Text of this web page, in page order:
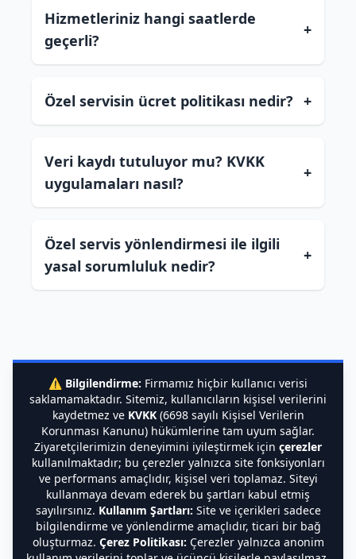
Hizmetleriniz hangi saatlerde
geçerli?
+
Özel servisin ücret politikası nedir? +
Veri kaydı tutuluyor mu? KVKK
uygulamaları nasıl?
+
Özel servis yönlendirmesi ile ilgili
yasal sorumluluk nedir?
+
⚠️ Bilgilendirme: Firmamız hiçbir kullanıcı verisi
saklamamaktadır. Sitemiz, kullanıcıların kişisel verilerini
kaydetmez ve KVKK(6698 sayılı Kişisel Verilerin
Korunması Kanunu) hükümlerine tam uyum sağlar.
Ziyaretçilerimizin deneyimini iyileştirmek için çerezler
kullanılmaktadır; bu çerezler yalnızca site fonksiyonları
ve performans amaçlıdır, kişisel veri toplamaz. Siteyi
kullanmaya devam ederek bu şartları kabul etmiş
sayılırsınız. Kullanım Şartları: Site ve içerikleri sadece
bilgilendirme ve yönlendirme amaçlıdır, ticari bir bağ
oluşturmaz. Çerez Politikası: Çerezler yalnızca anonim